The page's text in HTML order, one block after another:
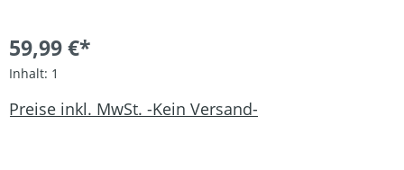
59,99 €*
Inhalt: 1
Preise inkl. MwSt. -Kein Versand-